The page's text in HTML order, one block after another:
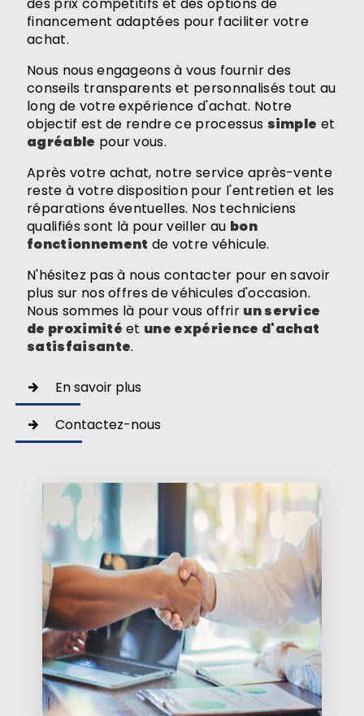
financement adaptées pour faciliter votre
achat.
Nous nous engageons à vous fournir des
conseils transparents et personnalisés tout au
long de votre expérience d'achat. Notre
objectif est de rendre ce processus simple et
agréable pour vous.
Après votre achat, notre service après-vente
reste à votre disposition pour l'entretien et les
réparations éventuelles. Nos techniciens
qualifiés sont là pour veiller au bon
fonctionnement de votre véhicule.
N'hésitez pas à nous contacter pour en savoir
plus sur nos offres de véhicules d'occasion.
Nous sommes là pour vous offrir un service
de proximité et une expérience d'achat
satisfaisante.
En savoir plus
Contactez-nous